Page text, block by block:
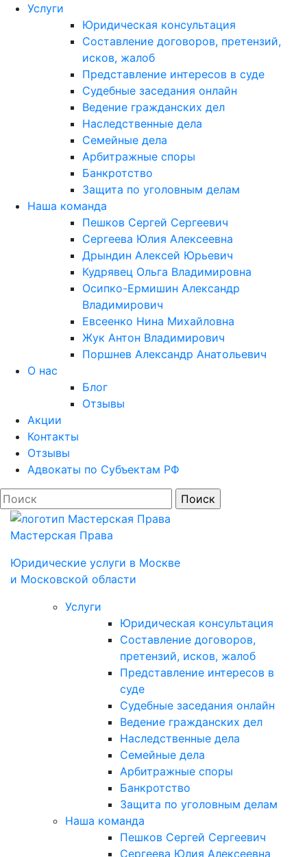
Услуги
Юридическая консультация
Составление договоров, претензий,
исков, жалоб
Представление интересов в суде
Судебные заседания онлайн
Ведение гражданских дел
Наследственные дела
Семейные дела
Арбитражные споры
Банкротство
Защита по уголовным делам
Наша команда
Пешков Сергей Сергеевич
Сергеева Юлия Алексеевна
Дрындин Алексей Юрьевич
Кудрявец Ольга Владимировна
Осипко-Ермишин Александр
Владимирович
Евсеенко Нина Михайловна
Жук Антон Владимирович
Поршнев Александр Анатольевич
О нас
Блог
Отзывы
Акции
Контакты
Отзывы
Адвокаты по Субъектам РФ
Мастерская Права
Юридические услуги в Моcкве
и Московской области
Услуги
Юридическая консультация
Составление договоров,
претензий, исков, жалоб
Представление интересов в
суде
Судебные заседания онлайн
Ведение гражданских дел
Наследственные дела
Семейные дела
Арбитражные споры
Банкротство
Защита по уголовным делам
Наша команда
Пешков Сергей Сергеевич
Сергеева Юлия Алексеевна